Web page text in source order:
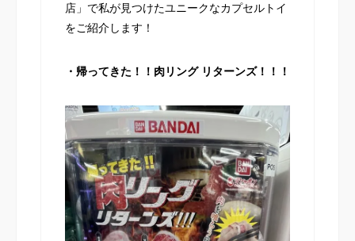
店」で私が見つけたユニークなカプセルトイ
をご紹介します！
・帰ってきた！！肉リング リターンズ！！！